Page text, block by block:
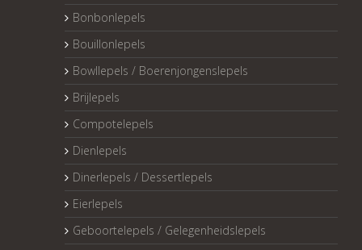
Bonbonlepels
Bouillonlepels
Bowllepels / Boerenjongenslepels
Brijlepels
Compotelepels
Dienlepels
Dinerlepels / Dessertlepels
Eierlepels
Geboortelepels / Gelegenheidslepels